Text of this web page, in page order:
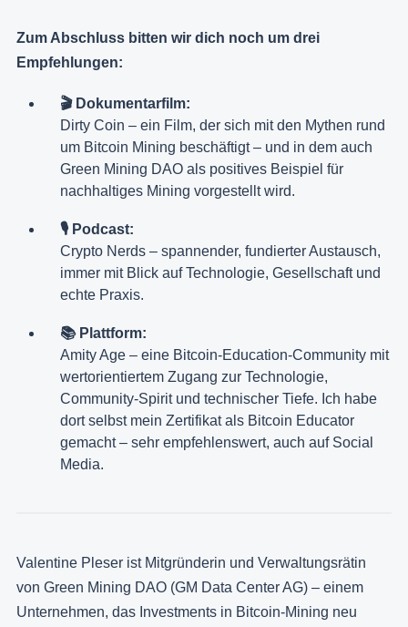
Zum Abschluss bitten wir dich noch um drei
Empfehlungen:
🎬 Dokumentarfilm:
Dirty Coin – ein Film, der sich mit den Mythen rund
um Bitcoin Mining beschäftigt – und in dem auch
Green Mining DAO als positives Beispiel für
nachhaltiges Mining vorgestellt wird.
🎙️ Podcast:
Crypto Nerds – spannender, fundierter Austausch,
immer mit Blick auf Technologie, Gesellschaft und
echte Praxis.
📚 Plattform:
Amity Age – eine Bitcoin-Education-Community mit
wertorientiertem Zugang zur Technologie,
Community-Spirit und technischer Tiefe. Ich habe
dort selbst mein Zertifikat als Bitcoin Educator
gemacht – sehr empfehlenswert, auch auf Social
Media.
Valentine Pleser ist Mitgründerin und Verwaltungsrätin
von Green Mining DAO (GM Data Center AG) – einem
Unternehmen, das Investments in Bitcoin-Mining neu